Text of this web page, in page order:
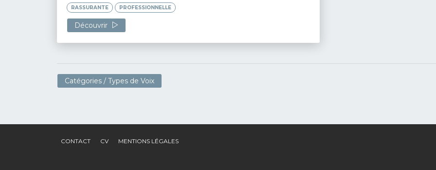
RASSURANTE PROFESSIONNELLE
Découvrir
Catégories / Types de Voix
CONTACT CV MENTIONS LÉGALES